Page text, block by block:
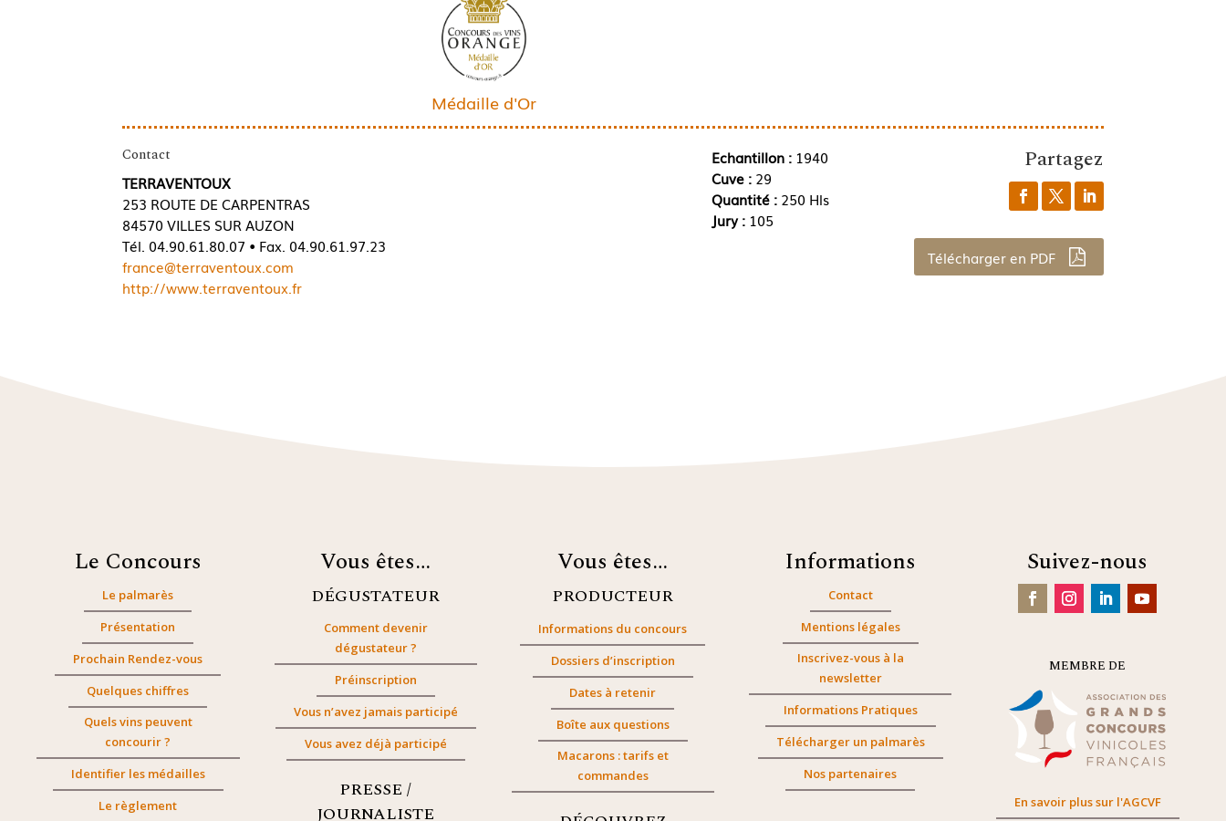
Médaille d'Or
Contact
TERRAVENTOUX
253 ROUTE DE CARPENTRAS
84570 VILLES SUR AUZON
Tél. 04.90.61.80.07 • Fax. 04.90.61.97.23
france@terraventoux.com
http://www.terraventoux.fr
Echantillon :1940
Cuve : 29
Quantité : 250 Hls
Jury : 105
Partagez
Télécharger en PDF
Le Concours
Le palmarès
Présentation
Prochain Rendez-vous
Quelques chiffres
Quels vins peuvent
concourir ?
Identifier les médailles
Le règlement
Vous êtes…
DÉGUSTATEUR
Comment devenir
dégustateur ?
Préinscription
Vous n’avez jamais participé
Vous avez déjà participé
PRESSE /
JOURNALISTE
Vous êtes…
PRODUCTEUR
Informations du concours
Dossiers d’inscription
Dates à retenir
Boîte aux questions
Macarons : tarifs et
commandes
Informations
Contact
Mentions légales
Inscrivez-vous à la
newsletter
Informations Pratiques
Télécharger un palmarès
Nos partenaires
Suivez-nous
MEMBRE DE
En savoir plus sur l'AGCVF